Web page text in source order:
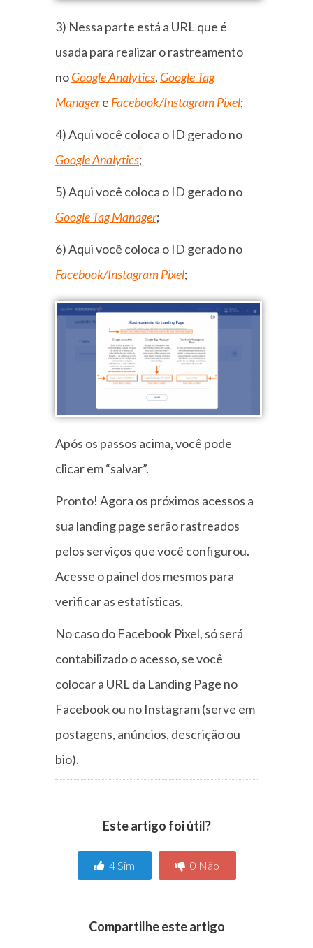
3) Nessa parte está a URL que é
usada para realizar o rastreamento
noGoogle Analytics, Google Tag
Managere Facebook/Instagram Pixel;
4) Aqui você coloca o ID gerado no
Google Analytics;
5) Aqui você coloca o ID gerado no
Google Tag Manager;
6) Aqui você coloca o ID gerado no
Facebook/Instagram Pixel;
Após os passos acima, você pode
clicar em “salvar”.
Pronto! Agora os próximos acessos a
sua landing page serão rastreados
pelos serviços que você configurou.
Acesse o painel dos mesmos para
verificar as estatísticas.
No caso do Facebook Pixel, só será
contabilizado o acesso, se você
colocar a URL da Landing Page no
Facebook ou no Instagram (serve em
postagens, anúncios, descrição ou
bio).
Este artigo foi útil?
4 Sim 0 Não
Compartilhe este artigo